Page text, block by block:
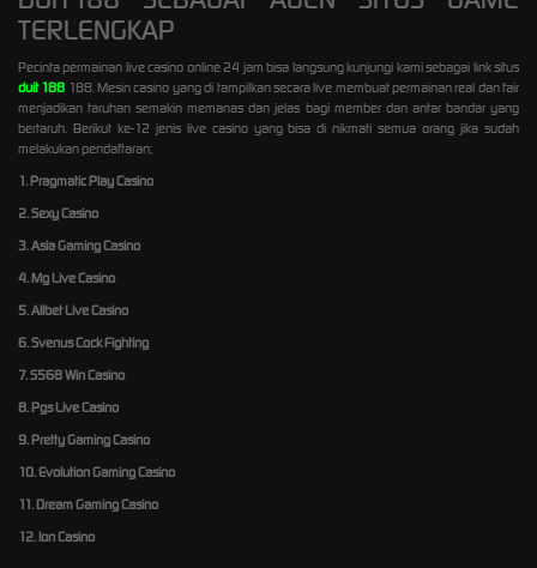
TERLENGKAP
Pecinta permainan live casino online 24 jam bisa langsung kunjungi kami sebagai link situs
duit 188 188. Mesin casino yang di tampilkan secara live membuat permainan real dan fair
menjadikan taruhan semakin memanas dan jelas bagi member dan antar bandar yang
bertaruh. Berikut ke-12 jenis live casino yang bisa di nikmati semua orang jika sudah
melakukan pendaftaran;
1. Pragmatic Play Casino
2. Sexy Casino
3. Asia Gaming Casino
4. Mg Live Casino
5. Allbet Live Casino
6. Svenus Cock Fighting
7. S568 Win Casino
8. Pgs Live Casino
9. Pretty Gaming Casino
10. Evolution Gaming Casino
11. Dream Gaming Casino
12. Ion Casino